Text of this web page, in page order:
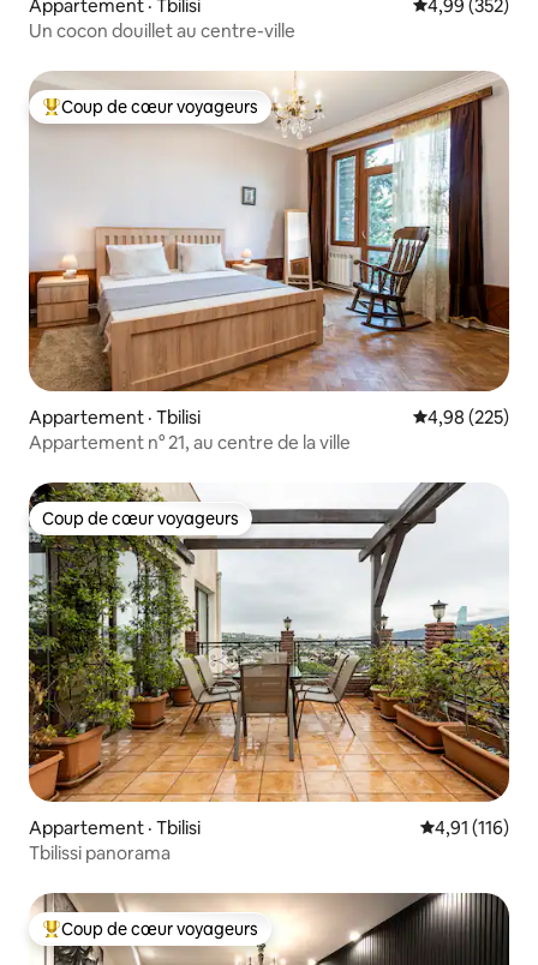
Appartement · Tbilisi Note
4,99 (352)
Un cocon douillet au centre-ville
Coup de cœur voyageurs parmi les plus aimés
Coup de cœur voyageurs
Appartement · Tbilisi Note
4,98 (225)
Appartement n° 21, au centre de la ville
Coup de cœur voyageurs
Coup de cœur voyageurs
Appartement · Tbilisi Note
4,91 (116)
Tbilissi panorama
Coup de cœur voyageurs parmi les plus aimés
Coup de cœur voyageurs